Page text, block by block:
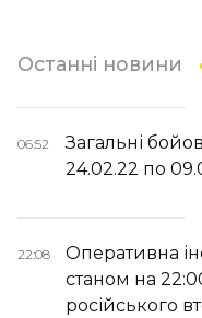
Останні новини
06:52
Загальні
24.02.22 по
22:08
Оперативна
станом на
російського